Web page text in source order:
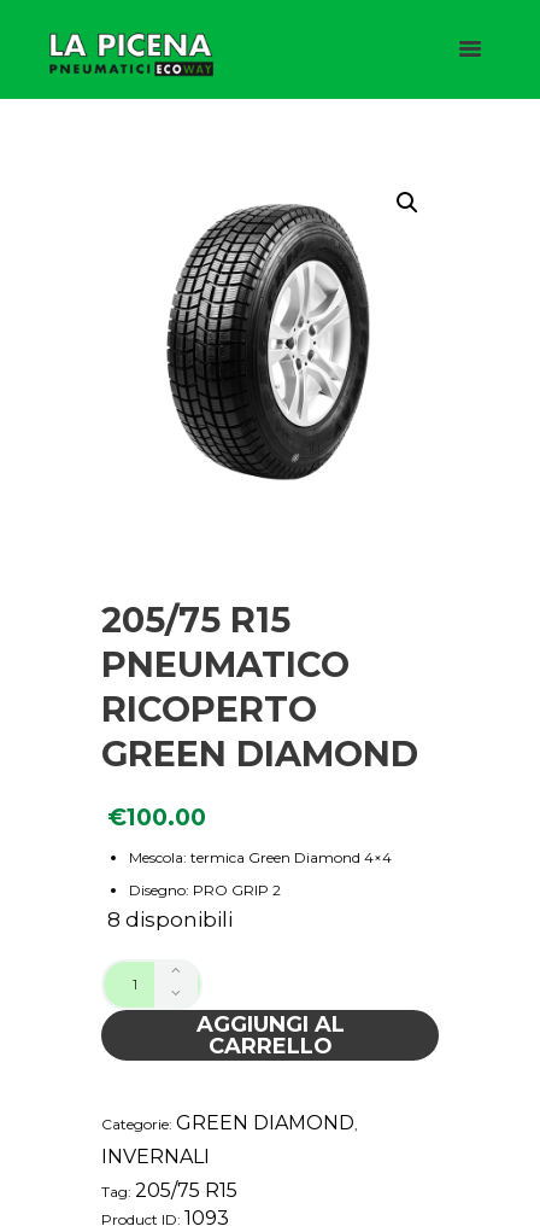
205/75 R15
PNEUMATICO
RICOPERTO
GREEN DIAMOND
€100.00
Mescola: termica Green Diamond 4×4
Disegno: PRO GRIP 2
8 disponibili
AGGIUNGI AL
CARRELLO
Categorie: GREEN DIAMOND,
INVERNALI
Tag: 205/75 R15
Product ID: 1093